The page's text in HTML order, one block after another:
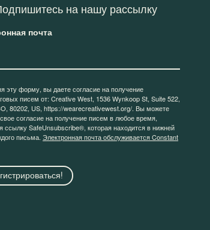
на нашу рассылку
почта
эту форму, вы даете согласие на получение
писем от: Creative West, 1536 Wynkoop St, Suite 522,
80202, US, https://wearecreativewest.org/. Вы можете
согласие на получение писем в любое время,
ссылку SafeUnsubscribe®, которая находится в нижней
письма. Электронная почта обслуживается Constant